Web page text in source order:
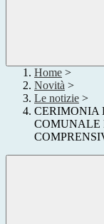
Home >
Novità >
Le notizie >
CERIMONIA
COMUNALE